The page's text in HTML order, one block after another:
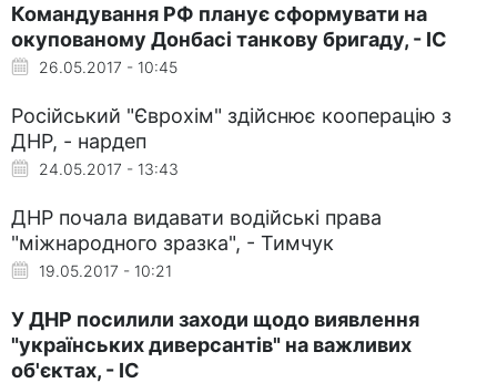
Командування РФ планує сформувати на
окупованому Донбасі танкову бригаду, - ІС
26.05.2017 - 10:45
Російський "Єврохім" здійснює кооперацію з
ДНР, - нардеп
24.05.2017 - 13:43
ДНР почала видавати водійські права
"міжнародного зразка", - Тимчук
19.05.2017 - 10:21
У ДНР посилили заходи щодо виявлення
"українських диверсантів" на важливих
об'єктах, - ІС